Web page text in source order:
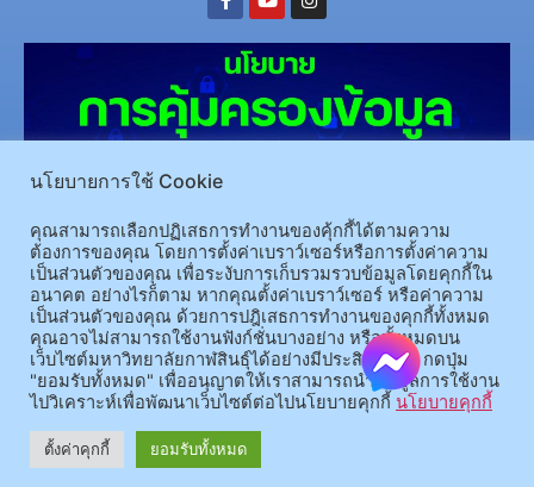
(อ.นามน)13 หมู่ 14 ต.สงเปลือย อ.นามน จ.กาฬสินธุ์ 46230โทรศัพท์ : 043-602-055 โทรสาร :
043-602-044
(อ.เมือง)62/1 ถ.เกษตรสมบูรณ์ ต.กาฬสินธุ์ อ.เมือง จ.กาฬสินธุ์ 46000โทรศัพท์ 043-811128 08-
64584360 โทรสาร 043-813070
© 2025 All rights Reserved.
นโยบายการใช้ Cookie
คุณสามารถเลือกปฏิเสธการทำงานของคุ้กกี้ได้ตามความ
ต้องการของคุณ โดยการตั้งค่าเบราว์เซอร์หรือการตั้งค่าความ
เป็นส่วนตัวของคุณ เพื่อระงับการเก็บรวมรวบข้อมูลโดยคุกกี้ใน
อนาคต อย่างไรก็ตาม หากคุณตั้งค่าเบราว์เซอร์ หรือค่าความ
เป็นส่วนตัวของคุณ ด้วยการปฎิเสธการทำงานของคุกกี้ทั้งหมด
คุณอาจไม่สามารถใช้งานฟังก์ชั่นบางอย่าง หรือทั้งหมดบน
เว็บไซต์มหาวิทยาลัยกาฬสินธุ์ได้อย่างมีประสิทธิภาพ กดปุ่ม
"ยอมรับทั้งหมด" เพื่ออนุญาตให้เราสามารถนำข้อมูลการใช้งาน
ไปวิเคราะห์เพื่อพัฒนาเว็บไซต์ต่อไปนโยบายคุกกี้ นโยบายคุกกี้
ตั้งค่าคุกกี้ ยอมรับทั้งหมด